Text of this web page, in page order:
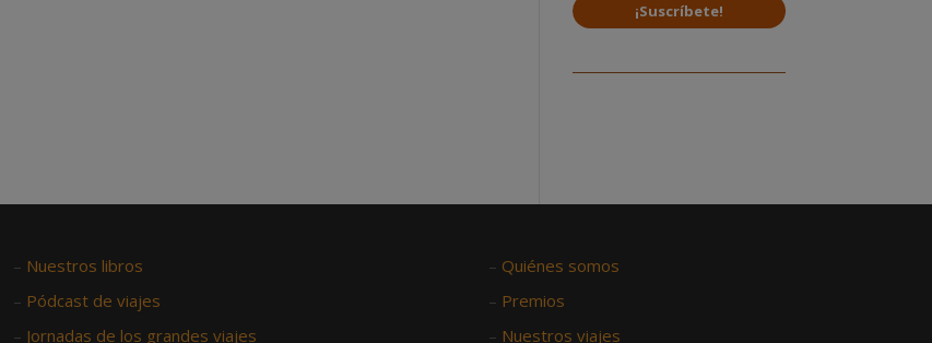
¡Suscríbete!
– Nuestros libros
– Pódcast de viajes
– Jornadas de los grandes viajes
– Quiénes somos
– Premios
– Nuestros viajes